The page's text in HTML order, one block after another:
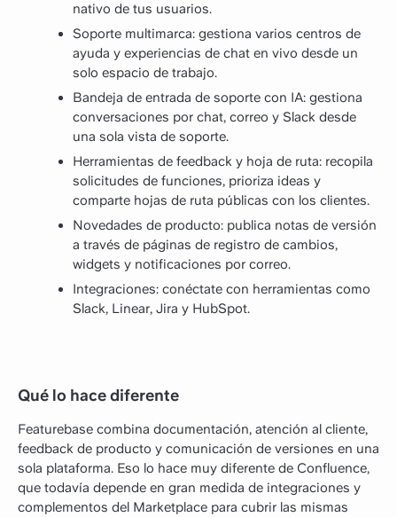
nativo de tus usuarios.
Soporte multimarca: gestiona varios centros de
ayuda y experiencias de chat en vivo desde un
solo espacio de trabajo.
Bandeja de entrada de soporte con IA: gestiona
conversaciones por chat, correo y Slack desde
una sola vista de soporte.
Herramientas de feedback y hoja de ruta: recopila
solicitudes de funciones, prioriza ideas y
comparte hojas de ruta públicas con los clientes.
Novedades de producto: publica notas de versión
a través de páginas de registro de cambios,
widgets y notificaciones por correo.
Integraciones: conéctate con herramientas como
Slack, Linear, Jira y HubSpot.
Qué lo hace diferente
Featurebase combina documentación, atención al cliente,
feedback de producto y comunicación de versiones en una
sola plataforma. Eso lo hace muy diferente de Confluence,
que todavía depende en gran medida de integraciones y
complementos del Marketplace para cubrir las mismas